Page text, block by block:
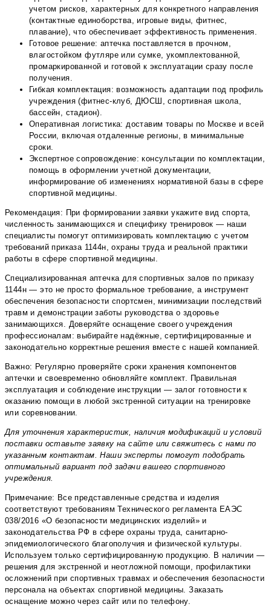
учетом рисков, характерных для конкретного направления
(контактные единоборства, игровые виды, фитнес,
плавание), что обеспечивает эффективность применения.
Готовое решение: аптечка поставляется в прочном,
влагостойком футляре или сумке, укомплектованной,
промаркированной и готовой к эксплуатации сразу после
получения.
Гибкая комплектация: возможность адаптации под профиль
учреждения (фитнес-клуб, ДЮСШ, спортивная школа,
бассейн, стадион).
Оперативная логистика: доставим товары по Москве и всей
России, включая отдаленные регионы, в минимальные
сроки.
Экспертное сопровождение: консультации по комплектации,
помощь в оформлении учетной документации,
информирование об изменениях нормативной базы в сфере
спортивной медицины.
Рекомендация: При формировании заявки укажите вид спорта,
численность занимающихся и специфику тренировок — наши
специалисты помогут оптимизировать комплектацию с учетом
требований приказа 1144н, охраны труда и реальной практики
работы в сфере спортивной медицины.
Специализированная аптечка для спортивных залов по приказу
1144н — это не просто формальное требование, а инструмент
обеспечения безопасности спортсмен, минимизации последствий
травм и демонстрации заботы руководства о здоровье
занимающихся. Доверяйте оснащение своего учреждения
профессионалам: выбирайте надёжные, сертифицированные и
законодательно корректные решения вместе с нашей компанией.
Важно: Регулярно проверяйте сроки хранения компонентов
аптечки и своевременно обновляйте комплект. Правильная
эксплуатация и соблюдение инструкции — залог готовности к
оказанию помощи в любой экстренной ситуации на тренировке
или соревновании.
Для уточнения характеристик, наличия модификаций и условий
поставки оставьте заявку на сайте или свяжитесь с нами по
указанным контактам. Наши эксперты помогут подобрать
оптимальный вариант под задачи вашего спортивного
учреждения.
Примечание: Все представленные средства и изделия
соответствуют требованиям Технического регламента ЕАЭС
038/2016 «О безопасности медицинских изделий» и
законодательства РФ в сфере охраны труда, санитарно-
эпидемиологического благополучия и физической культуры.
Используем только сертифицированную продукцию. В наличии —
решения для экстренной и неотложной помощи, профилактики
осложнений при спортивных травмах и обеспечения безопасности
персонала на объектах спортивной медицины. Заказать
оснащение можно через сайт или по телефону.